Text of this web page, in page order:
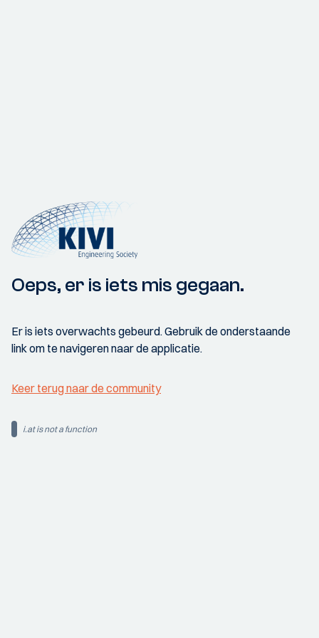
Oeps, er is iets mis gegaan.
Er is iets overwachts gebeurd. Gebruik de onderstaande
link om te navigeren naar de applicatie.
Keer terug naar de community
i.at is not a function